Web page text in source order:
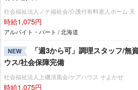
社会福祉法人ノテ福祉会/介護付有料老人ホーム 天
時給1,075円
アルバイト・パート / 北海道
NEW
「週3から可」調理スタッフ/無
ウス/社会保障完備
社会福祉法人上磯清風会/ケアハウス そよかぜ
時給1,075円